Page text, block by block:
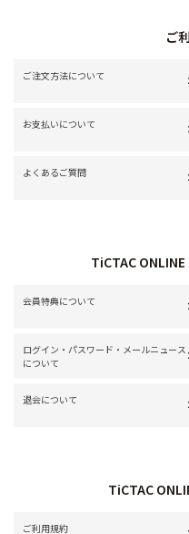
ご
ご注文方法について
お支払いについて
よくあるご質問
TiCTAC
会員特典について
ログイン・パスワード・メールニュース
について
退会について
TiCTAC
ご利用規約